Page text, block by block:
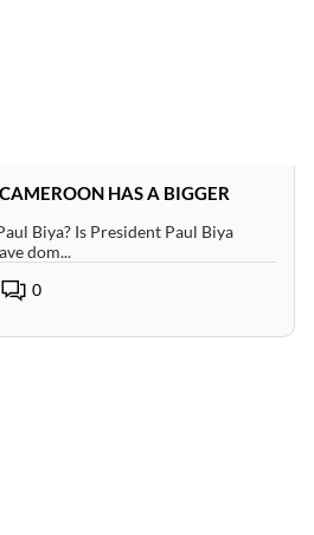
HAS A BIGGER
Biya? Is President Paul Biya
dom...
0